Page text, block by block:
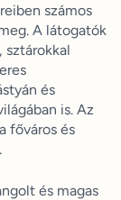
számos
A látogatók
sztárokkal
és
is. Az
főváros és
és magas